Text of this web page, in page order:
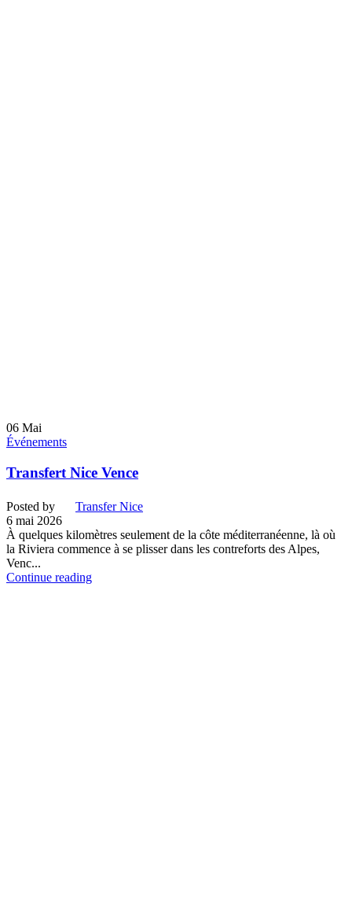
06 Mai
Événements
Transfert Nice Vence
Posted by
Transfer Nice
6 mai 2026
À quelques kilomètres seulement de la côte méditerranéenne, là où
la Riviera commence à se plisser dans les contreforts des Alpes,
Venc...
Continue reading